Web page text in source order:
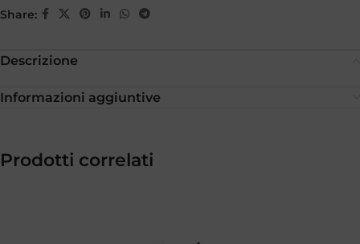
Share:
Descrizione
Informazioni aggiuntive
Prodotti correlati